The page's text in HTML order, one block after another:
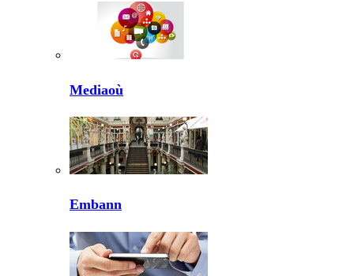
Mediaoù
Embann